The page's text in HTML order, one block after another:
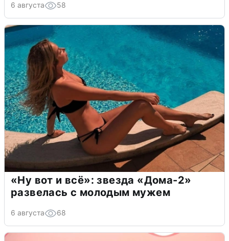
6 августа 58
«Ну вот и всё»: звезда «Дома-2»
развелась с молодым мужем
6 августа 68